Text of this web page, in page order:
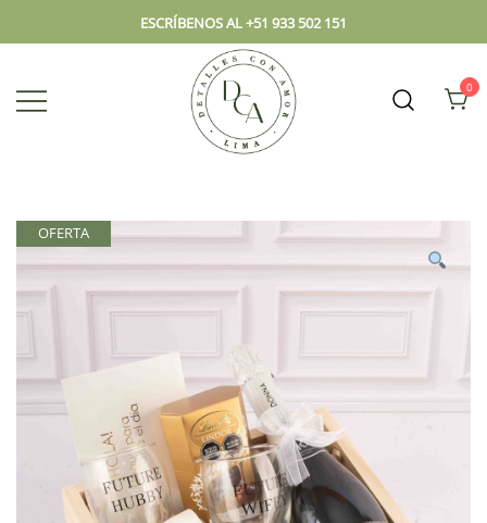
ESCRÍBENOS AL +51 933 502 151
lugar.
0
OFERTA